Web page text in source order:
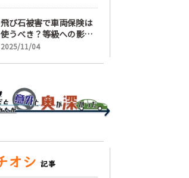
飛び石被害で車両保険は
使うべき？等級への影響
と賢い判断基準を解説
2025/11/04